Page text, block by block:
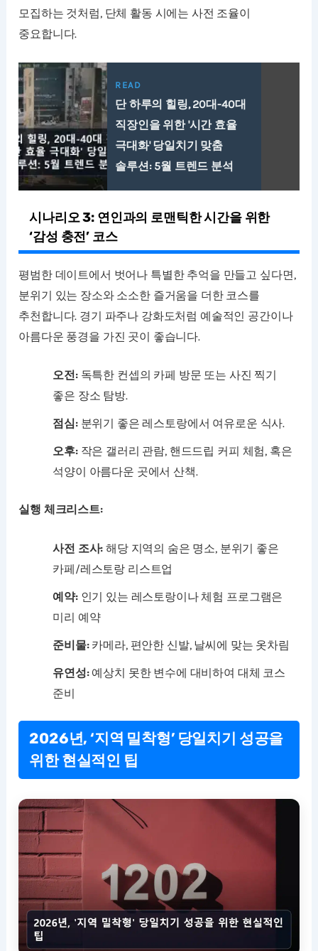
모집하는 것처럼, 단체 활동 시에는 사전 조율이
중요합니다.
READ
단 하루의 힐링, 20대-40대
직장인을 위한 '시간 효율
극대화' 당일치기 맞춤
솔루션: 5월 트렌드 분석
시나리오 3: 연인과의 로맨틱한 시간을 위한
‘감성 충전’ 코스
평범한 데이트에서 벗어나 특별한 추억을 만들고 싶다면,
분위기 있는 장소와 소소한 즐거움을 더한 코스를
추천합니다. 경기 파주나 강화도처럼 예술적인 공간이나
아름다운 풍경을 가진 곳이 좋습니다.
오전:독특한 컨셉의 카페 방문 또는 사진 찍기
좋은 장소 탐방.
점심:분위기 좋은 레스토랑에서 여유로운 식사.
오후:작은 갤러리 관람, 핸드드립 커피 체험, 혹은
석양이 아름다운 곳에서 산책.
실행 체크리스트:
사전 조사: 해당 지역의 숨은 명소, 분위기 좋은
카페/레스토랑 리스트업
예약:인기 있는 레스토랑이나 체험 프로그램은
미리 예약
준비물:카메라, 편안한 신발, 날씨에 맞는 옷차림
유연성:예상치 못한 변수에 대비하여 대체 코스
준비
2026년, ‘지역 밀착형’ 당일치기 성공을
위한 현실적인 팁